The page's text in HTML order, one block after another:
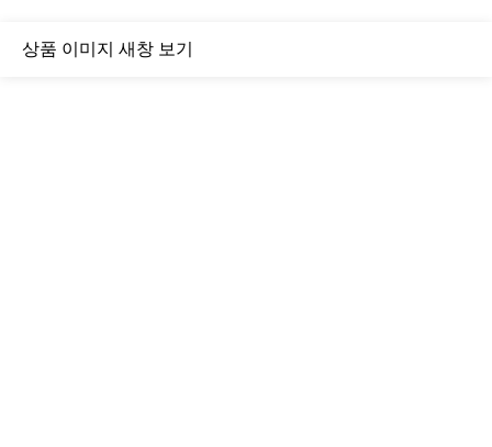
상품 이미지 새창 보기